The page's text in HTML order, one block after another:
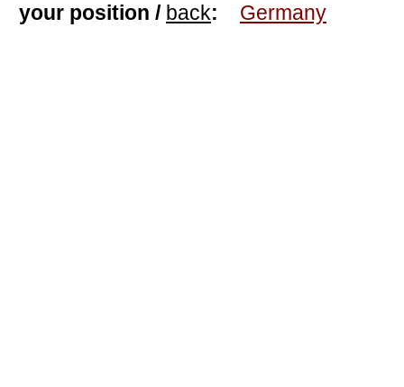
your position / back: Germany